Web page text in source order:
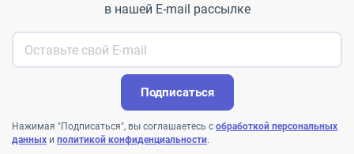
в нашей E-mail рассылке
Подписаться
Нажимая "Подписаться", вы соглашаетесь с обработкой персональных
данных и политикой конфиденциальности.